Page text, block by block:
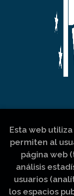
Esta web
permiten al
página web
análisis
usuarios
los espacios